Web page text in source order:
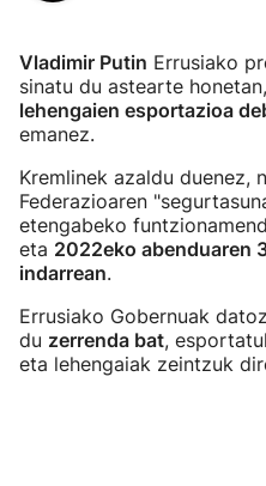
Vladimir Putin Errusiako
sinatu du astearte
lehengaien esportazioa
emanez.
Kremlinek azaldu duenez,
Federazioaren
etengabeko
eta 2022eko abenduaren
indarrean.
Errusiako Gobernuak
du zerrenda bat,
eta lehengaiak zeintzuk